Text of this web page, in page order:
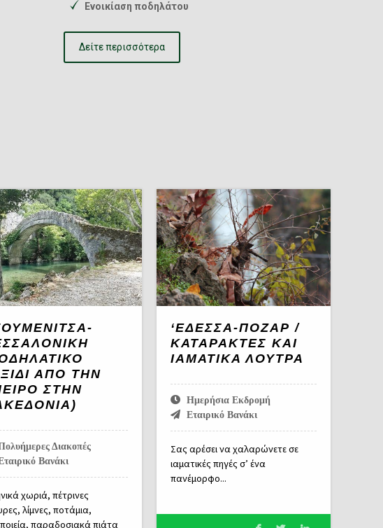
Ενοικίαση ποδηλάτου
Δείτε περισσότερα
ΑΠΌ ΤΗΝ
ΣΤΗΝ
Διακοπές
Βανάκι
χωριά, πέτρινες
λίμνες, ποτάμια,
παραδοσιακά πιάτα
‘ΕΔΕΣΣΑ-ΠΌΖΑΡ /
ΚΑΤΑΡΆΚΤΕΣ ΚΑΙ
ΙΑΜΑΤΙΚΆ ΛΟΥΤΡΑ
Ημερήσια Εκδρομή
Εταιρικό Βανάκι
Σας αρέσει να χαλαρώνετε σε
ιαματικές πηγές σ’ ένα
πανέμορφο...